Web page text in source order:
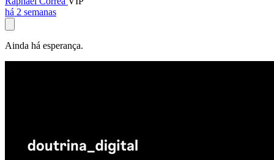
há 2 semanas
Ainda há esperança.